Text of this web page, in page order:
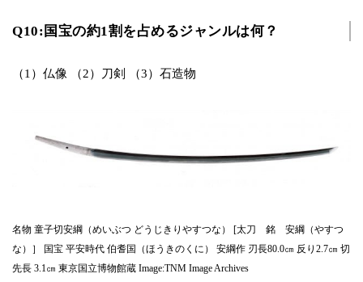
Q10:国宝の約1割を占めるジャンルは何？
（1）仏像 （2）刀剣 （3）石造物
名物 童子切安綱（めいぶつ どうじきりやすつな） [太刀 銘 安綱（やすつ
な）］ 国宝 平安時代 伯耆国（ほうきのくに） 安綱作 刃長80.0㎝ 反り2.7㎝ 切
先長 3.1㎝ 東京国立博物館蔵 Image:TNM Image Archives